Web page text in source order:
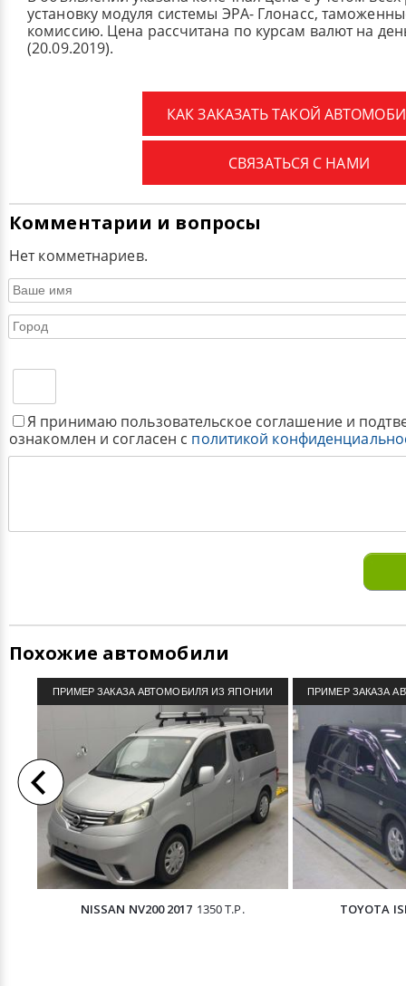
установку модуля системы ЭРА- Глонасс,
комиссию. Цена рассчитана по курсам валют на
(20.09.2019).
КАК ЗАКАЗАТЬ ТАКОЙ
СВЯЗАТЬСЯ С НАМИ
Комментарии и вопросы
Нет комметнариев.
Я принимаю пользовательское соглашение и
ознакомлен и согласен с политикой
Похожие автомобили
ПРИМЕР ЗАКАЗА АВТОМОБИЛЯ ИЗ ЯПОНИИ
NISSAN NV200 2017 1350 Т.Р.
ПРИМЕР ЗАКАЗА
TOYOTA